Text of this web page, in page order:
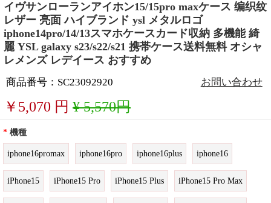
イヴサンローランアイホン15/15pro maxケース 编织纹
レザー 亮面 ハイブランド ysl メタルロゴ
iphone14pro/14/13スマホケースカード収納 多機能 綺
麗 YSL galaxy s23/s22/s21 携帯ケース送料無料 オシャ
レメンズ レデイース おすすめ
商品番号：SC23092920 お問い合わせ
￥ 5,070 円 ¥ 5,570円
* 機種
iphone16promax iphone16pro iphone16plus iphone16
iPhone15 iPhone15 Pro iPhone15 Plus iPhone15 Pro Max